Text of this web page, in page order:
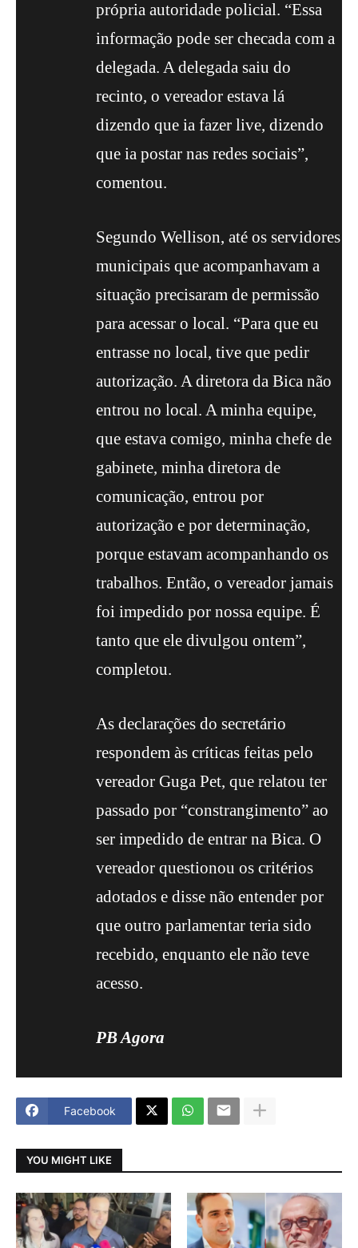
própria autoridade policial. “Essa
informação pode ser checada com a
delegada. A delegada saiu do
recinto, o vereador estava lá
dizendo que ia fazer live, dizendo
que ia postar nas redes sociais”,
comentou.
Segundo Wellison, até os servidores
municipais que acompanhavam a
situação precisaram de permissão
para acessar o local. “Para que eu
entrasse no local, tive que pedir
autorização. A diretora da Bica não
entrou no local. A minha equipe,
que estava comigo, minha chefe de
gabinete, minha diretora de
comunicação, entrou por
autorização e por determinação,
porque estavam acompanhando os
trabalhos. Então, o vereador jamais
foi impedido por nossa equipe. É
tanto que ele divulgou ontem”,
completou.
As declarações do secretário
respondem às críticas feitas pelo
vereador Guga Pet, que relatou ter
passado por “constrangimento” ao
ser impedido de entrar na Bica. O
vereador questionou os critérios
adotados e disse não entender por
que outro parlamentar teria sido
recebido, enquanto ele não teve
acesso.
PB Agora
Facebook
YOU MIGHT LIKE